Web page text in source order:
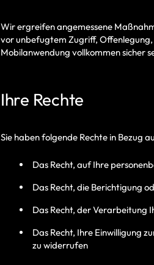
Wir ergreifen angemessene
vor unbefugtem Zugriff,
Mobilanwendung vollkommen sicher
Ihre Rechte
Sie haben folgende Rechte in Bezug
Das Recht, auf Ihre
Das Recht, die Berichtigung
Das Recht, der Verarbeitung
Das Recht, Ihre Einwilligung
zu widerrufen